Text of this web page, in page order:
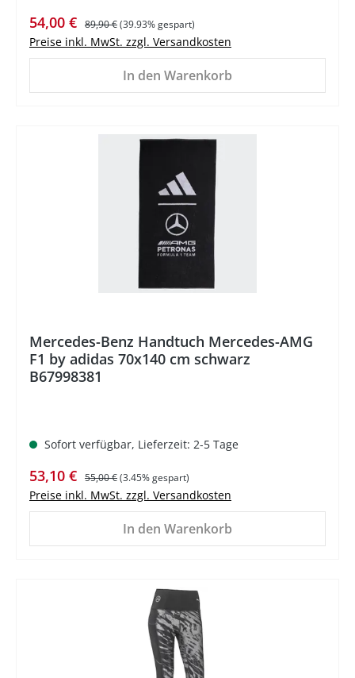
Verkaufspreis:
54,00 € Regulärer Preis:
89,90 €(39.93% gespart)
Preise inkl. MwSt. zzgl. Versandkosten
In den Warenkorb
Mercedes-Benz Handtuch Mercedes-AMG
F1 by adidas 70x140 cm schwarz
B67998381
Sofort verfügbar, Lieferzeit: 2-5 Tage
Verkaufspreis:
53,10 € Regulärer Preis:
55,00 €(3.45% gespart)
Preise inkl. MwSt. zzgl. Versandkosten
In den Warenkorb